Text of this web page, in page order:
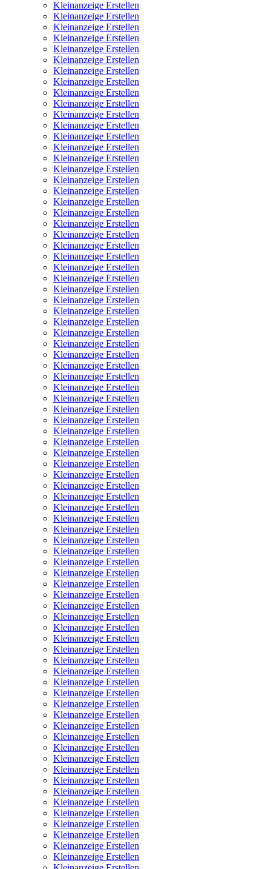
Kleinanzeige Erstellen
Kleinanzeige Erstellen
Kleinanzeige Erstellen
Kleinanzeige Erstellen
Kleinanzeige Erstellen
Kleinanzeige Erstellen
Kleinanzeige Erstellen
Kleinanzeige Erstellen
Kleinanzeige Erstellen
Kleinanzeige Erstellen
Kleinanzeige Erstellen
Kleinanzeige Erstellen
Kleinanzeige Erstellen
Kleinanzeige Erstellen
Kleinanzeige Erstellen
Kleinanzeige Erstellen
Kleinanzeige Erstellen
Kleinanzeige Erstellen
Kleinanzeige Erstellen
Kleinanzeige Erstellen
Kleinanzeige Erstellen
Kleinanzeige Erstellen
Kleinanzeige Erstellen
Kleinanzeige Erstellen
Kleinanzeige Erstellen
Kleinanzeige Erstellen
Kleinanzeige Erstellen
Kleinanzeige Erstellen
Kleinanzeige Erstellen
Kleinanzeige Erstellen
Kleinanzeige Erstellen
Kleinanzeige Erstellen
Kleinanzeige Erstellen
Kleinanzeige Erstellen
Kleinanzeige Erstellen
Kleinanzeige Erstellen
Kleinanzeige Erstellen
Kleinanzeige Erstellen
Kleinanzeige Erstellen
Kleinanzeige Erstellen
Kleinanzeige Erstellen
Kleinanzeige Erstellen
Kleinanzeige Erstellen
Kleinanzeige Erstellen
Kleinanzeige Erstellen
Kleinanzeige Erstellen
Kleinanzeige Erstellen
Kleinanzeige Erstellen
Kleinanzeige Erstellen
Kleinanzeige Erstellen
Kleinanzeige Erstellen
Kleinanzeige Erstellen
Kleinanzeige Erstellen
Kleinanzeige Erstellen
Kleinanzeige Erstellen
Kleinanzeige Erstellen
Kleinanzeige Erstellen
Kleinanzeige Erstellen
Kleinanzeige Erstellen
Kleinanzeige Erstellen
Kleinanzeige Erstellen
Kleinanzeige Erstellen
Kleinanzeige Erstellen
Kleinanzeige Erstellen
Kleinanzeige Erstellen
Kleinanzeige Erstellen
Kleinanzeige Erstellen
Kleinanzeige Erstellen
Kleinanzeige Erstellen
Kleinanzeige Erstellen
Kleinanzeige Erstellen
Kleinanzeige Erstellen
Kleinanzeige Erstellen
Kleinanzeige Erstellen
Kleinanzeige Erstellen
Kleinanzeige Erstellen
Kleinanzeige Erstellen
Kleinanzeige Erstellen
Kleinanzeige Erstellen